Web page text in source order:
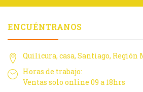
ENCUÉNTRANOS
Quilicura, casa, Santiago,
Horas de trabajo:
Ventas solo online 09 a 18hrs